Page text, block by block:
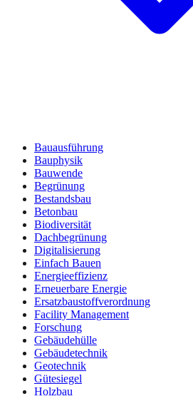
Bauausführung
Bauphysik
Bauwende
Begrünung
Bestandsbau
Betonbau
Biodiversität
Dachbegrünung
Digitalisierung
Einfach Bauen
Energieeffizienz
Erneuerbare Energie
Ersatzbaustoffverordnung
Facility Management
Forschung
Gebäudehülle
Gebäudetechnik
Geotechnik
Gütesiegel
Holzbau